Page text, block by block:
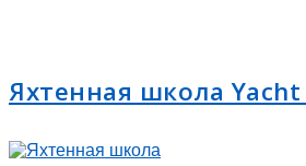
Яхтенная школа